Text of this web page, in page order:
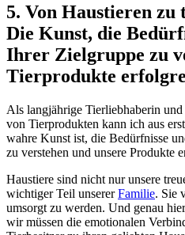
5.‌ Von Haustieren zu
Die Kunst, die
Ihrer Zielgruppe zu
Tierprodukte
Als⁢ langjährige Tierliebhaberin
von Tierprodukten kann ich aus
wahre Kunst ist, ⁢die ‍Bedürfnisse
zu verstehen und unsere⁣ Produkte
Haustiere sind nicht nur unsere
wichtiger Teil unsererFamilie. Sie
umsorgt zu werden. Und genau
wir müssen ​die‌ emotionalen